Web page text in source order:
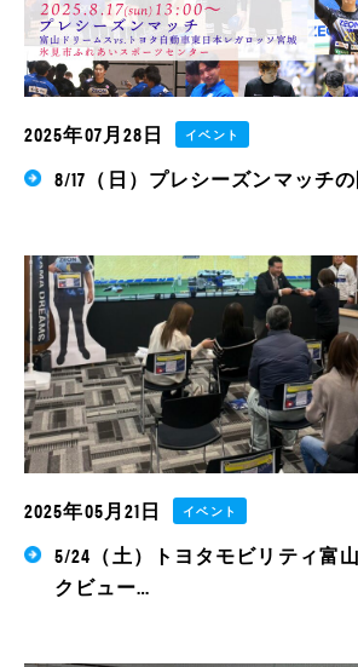
2025年07月28日 イベント
8/17（日）プレシーズンマッチ
2025年05月21日 イベント
5/24（土）トヨタモビリティ富
クビュー…